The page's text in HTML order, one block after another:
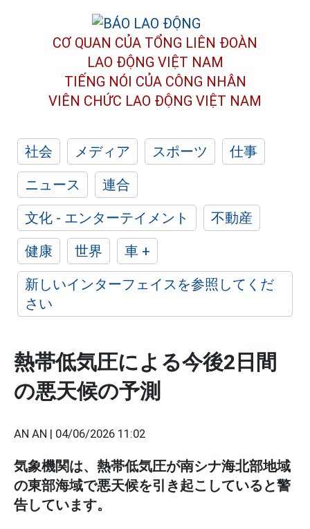
CƠ QUAN CỦA TỔNG LIÊN ĐOÀN
LAO ĐỘNG VIỆT NAM
TIẾNG NÓI CỦA CÔNG NHÂN
VIÊN CHỨC LAO ĐỘNG VIỆT NAM
社会 メディア スポーツ
仕事
ニュース
連合
文化 - エンターテイメント
不動産
健康
世界
車 +
新しいインターフェイスを参照してくだ
さい
熱帯低気圧による今後2日間
の悪天候の予測
AN AN | 04/06/2026 11:02
気象機関は、熱帯低気圧が南シナ海北部地域
の東部海域で悪天候を引き起こしていると警
告しています。